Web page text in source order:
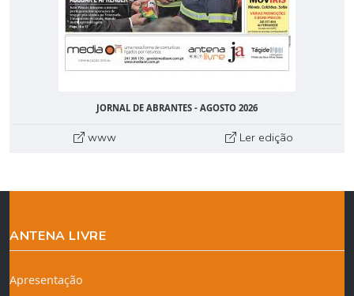
JORNAL DE ABRANTES - AGOSTO 2026
www Ler edição
ANTENA LIVRE
Apresentação